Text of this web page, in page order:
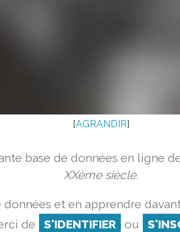
[AGRANDIR]
base de données en ligne
XXème siècle.
et en apprendre
de
S'IDENTIFIER ou